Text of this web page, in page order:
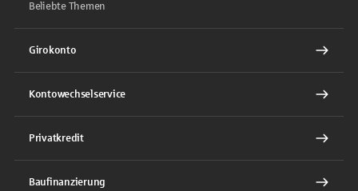
Beliebte Themen
Girokonto
Kontowechselservice
Privatkredit
Baufinanzierung